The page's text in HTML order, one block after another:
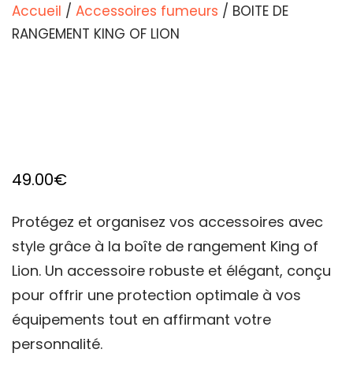
Accueil / Accessoires fumeurs / BOITE DE
RANGEMENT KING OF LION
49.00€
Protégez et organisez vos accessoires avec
style grâce à la boîte de rangement King of
Lion. Un accessoire robuste et élégant, conçu
pour offrir une protection optimale à vos
équipements tout en affirmant votre
personnalité.